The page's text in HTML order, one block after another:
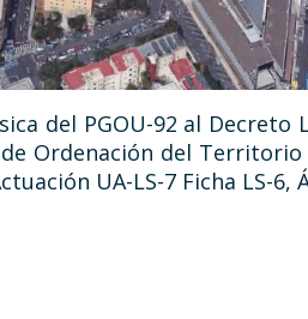
del PGOU-92 al Decreto
Ordenación del
UA-LS-7 Ficha LS-6,